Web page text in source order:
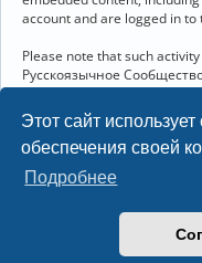
Этот сайт
обеспечения своей
Подробнее
account and are logged in to
Please note that such
Русскоязычное
and terms of service of the
you to review the privacy
you interact with through
Linux 6.18.40-1-lts
Название и логотип Arch
Linux ® —